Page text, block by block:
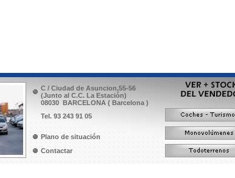
C / Ciudad de Asuncion,55-56
(Junto al C.C. La Estación)
08030 BARCELONA ( Barcelona )
Tel. 93 243 91 05
Plano de situación
Contactar